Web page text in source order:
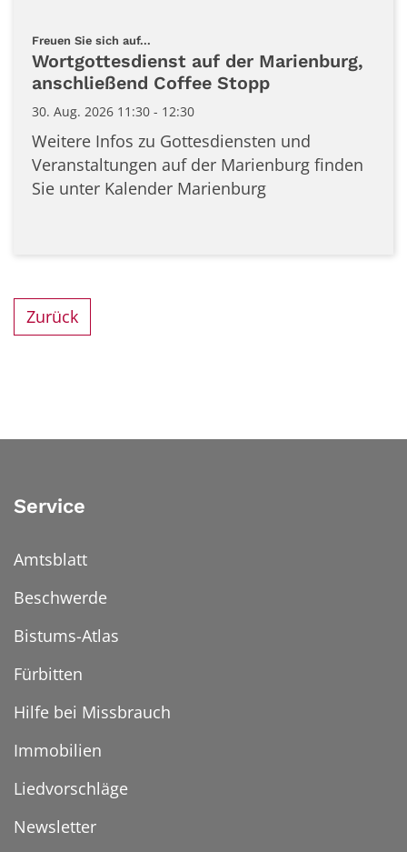
Freuen Sie sich auf...
Wortgottesdienst auf der Marienburg,
anschließend Coffee Stopp
30. Aug. 2026 11:30 - 12:30
Weitere Infos zu Gottesdiensten und
Veranstaltungen auf der Marienburg finden
Sie unter Kalender Marienburg
Zurück
Service
Amtsblatt
Beschwerde
Bistums-Atlas
Fürbitten
Hilfe bei Missbrauch
Immobilien
Liedvorschläge
Newsletter